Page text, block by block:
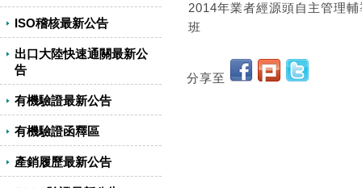
ISO稽核最新公告
出口大陸快速通關最新公
告
有機驗證最新公告
有機驗證函釋區
產銷履歷最新公告
2014年業者經源頭自主管理
班
分享至